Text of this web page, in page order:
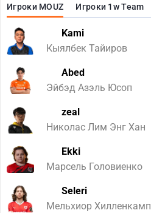
Игроки MOUZ Игроки 1w Team
Kami
Кыялбек Тайиров
Abed
Эйбэд Азэль Юсоп
zeal
Николас Лим Энг Хан
Ekki
Марсель Головиенко
Seleri
Мельхиор Хилленкамп